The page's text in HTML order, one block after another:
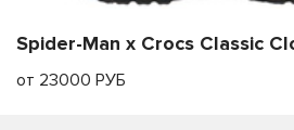
Spider-Man x Crocs Classic
от 23000 РУБ